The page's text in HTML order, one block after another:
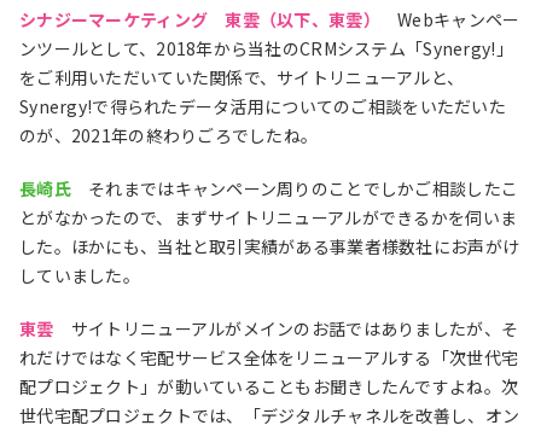
シナジーマーケティング 東雲（以下、東雲）
Webキャンペー
ンツールとして、2018年から当社のCRMシステム「Synergy!」
をご利用いただいていた関係で、サイトリニューアルと、
Synergy!で得られたデータ活用についてのご相談をいただいた
のが、2021年の終わりごろでしたね。
長崎氏それまではキャンペーン周りのことでしかご相談したこ
とがなかったので、まずサイトリニューアルができるかを伺いま
した。ほかにも、当社と取引実績がある事業者様数社にお声がけ
していました。
東雲 サイトリニューアルがメインのお話ではありましたが、そ
れだけではなく宅配サービス全体をリニューアルする「次世代宅
配プロジェクト」が動いていることもお聞きしたんですよね。次
世代宅配プロジェクトでは、「デジタルチャネルを改善し、オン